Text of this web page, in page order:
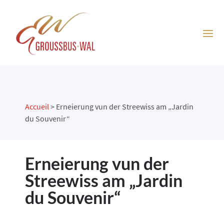
Accueil> Erneierung vun der Streewiss am „Jardin
du Souvenir“
Erneierung vun der
Streewiss am „Jardin
du Souvenir“